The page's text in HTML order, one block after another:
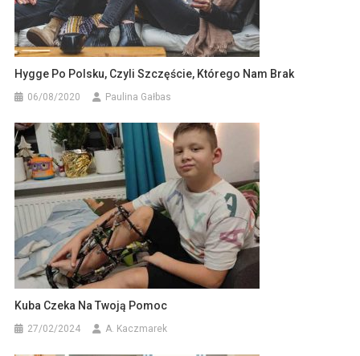
Hygge Po Polsku, Czyli Szczęście, Którego Nam Brak
06/08/2020 Paulina Gałbas
Kuba Czeka Na Twoją Pomoc
27/02/2024 A. Kaczmarek